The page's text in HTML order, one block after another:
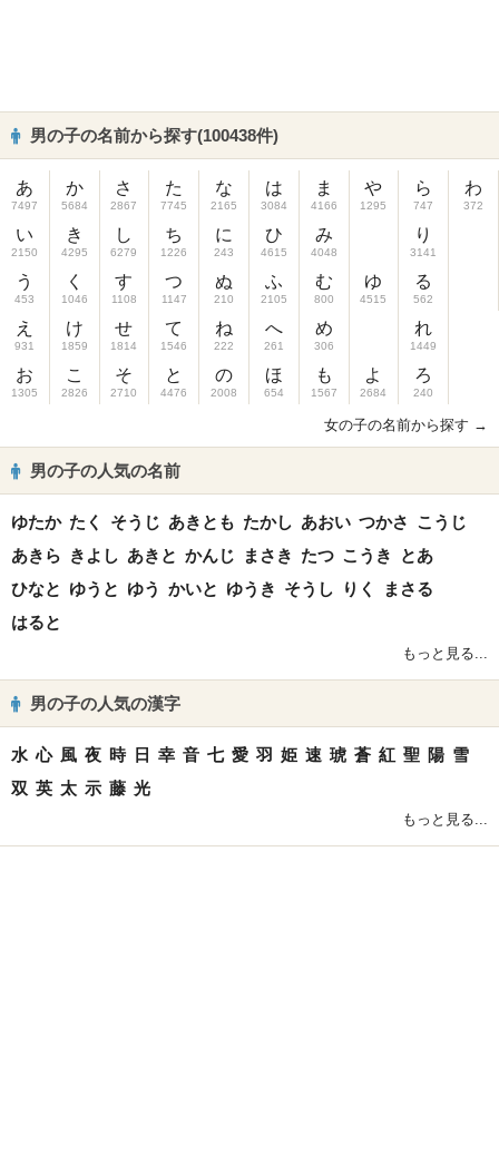
男の子の名前から探す(100438件)
あ
7497
い
2150
う
453
え
931
お
1305
か
5684
き
4295
く
1046
け
1859
こ
2826
さ
2867
し
6279
す
1108
せ
1814
そ
2710
た
7745
ち
1226
つ
1147
て
1546
と
4476
な
2165
に
243
ぬ
210
ね
222
の
2008
は
3084
ひ
4615
ふ
2105
へ
261
ほ
654
ま
4166
み
4048
む
800
め
306
も
1567
や
1295
ゆ
4515
よ
2684
ら
747
り
3141
る
562
れ
1449
ろ
240
わ
372
女の子の名前から探す →
男の子の人気の名前
ゆたか たく そうじ あきとも たかし あおい つかさ こうじ
あきら きよし あきと かんじ まさき たつ こうき
とあ
ひなと ゆうと ゆう かいと ゆうき そうし りく
まさる
はると
もっと見る...
男の子の人気の漢字
水 心 風 夜 時 日 幸 音 七 愛 羽 姫 速 琥 蒼 紅 聖 陽 雪
双 英 太 示 藤 光
もっと見る...